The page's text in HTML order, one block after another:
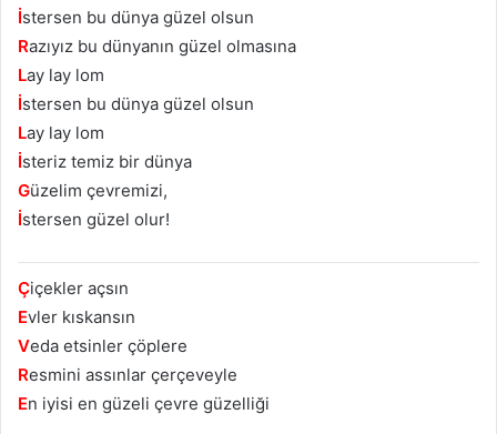
İstersen bu dünya güzel olsun
Razıyız bu dünyanın güzel olmasına
Lay lay lom
İstersen bu dünya güzel olsun
Lay lay lom
İsteriz temiz bir dünya
Güzelim çevremizi,
İstersen güzel olur!
Çiçekler açsın
Evler kıskansın
Veda etsinler çöplere
Resmini assınlar çerçeveyle
En iyisi en güzeli çevre güzelliği